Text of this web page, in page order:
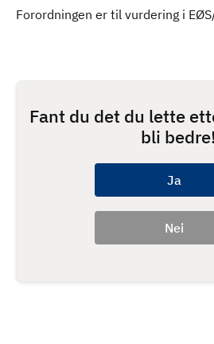
Forordningen er til vurdering i
Fant du det du lette
bli bedre!